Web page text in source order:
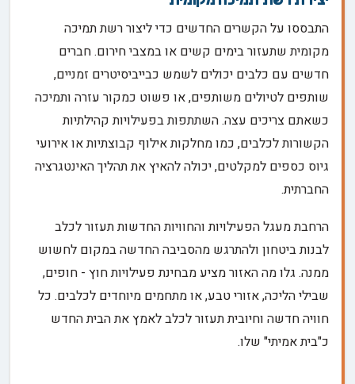
התבססו על הקשרים החדשים כדי ליצור רשת תמיכה
מקומית שתעזור בימים קשים או במצבי חירום. חברים
חדשים עם כלבים יכולים לשמש כבייביסיטרים זמניים,
שותפים לטיולים משותפים, או פשוט כמקור עזרה ותמיכה
כשאתם צריכים עצה. השתתפות בפעילויות קהילתיות
הקשורות לכלבים, כמו מחלקות אילוף קבוצתיות או אירועי
גיוס כספים למקלטים, יכולה להאיץ את תהליך האינטגרציה
החברתית.
הרחבת מעגל הפעילויות והחוויות החדשות תעזור לכלב
לבנות ביטחון ולהתרגש מהסביבה החדשה במקום לחשוש
ממנה. גלו מה האזור מציע מבחינת פעילויות חוץ - חופים,
שבילי הליכה, אזורי טבע, או מתחמים מיוחדים לכלבים. כל
חוויה חדשה וחיובית תעזור לכלב לאמץ את הבית החדש
כ"בית אמיתי" שלו.